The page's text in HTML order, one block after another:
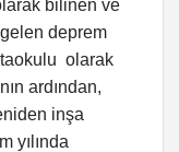
bilinen ve
deprem
olarak
ardından,
inşa
yılında